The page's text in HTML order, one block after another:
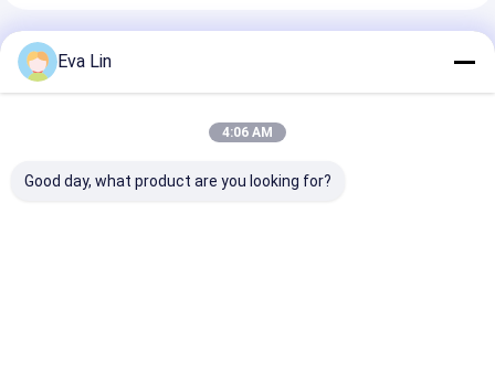
Prodotti Raccomandati
Eva Lin
4:06 AM
Good day, what product are you looking for?